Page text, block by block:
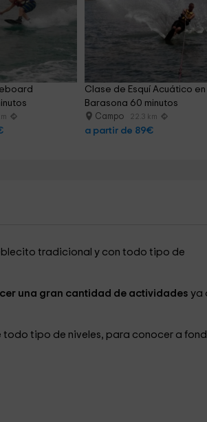
Clase de Esquí Acuático
Barasona 60 minutos
Campo 22.3 km
a partir de 89€
tradicional y con todo tipo de
una gran cantidad de actividades ya
todo tipo de niveles, para conocer a